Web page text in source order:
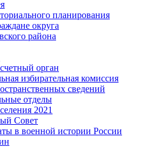
планирования
округа
района
орган
избирательная комиссия
сведений
отделы
2021
Совет
в военной истории России